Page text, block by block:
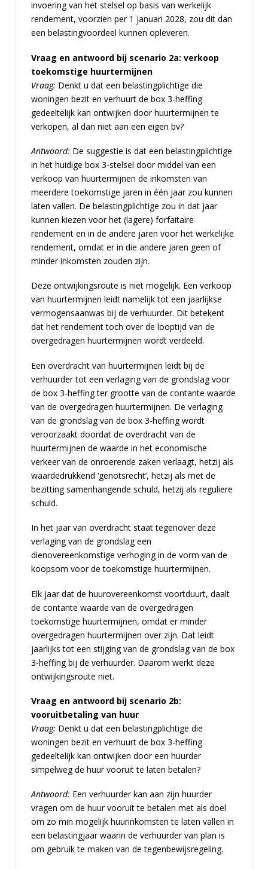
invoering van het stelsel op basis van werkelijk
rendement, voorzien per 1 januari 2028, zou dit dan
een belastingvoordeel kunnen opleveren.
Vraag en antwoord bij scenario 2a: verkoop
toekomstige huurtermijnen
Vraag: Denkt u dat een belastingplichtige die
woningen bezit en verhuurt de box 3-heffing
gedeeltelijk kan ontwijken door huurtermijnen te
verkopen, al dan niet aan een eigen bv?
Antwoord: De suggestie is dat een belastingplichtige
in het huidige box 3-stelsel door middel van een
verkoop van huurtermijnen de inkomsten van
meerdere toekomstige jaren in één jaar zou kunnen
laten vallen. De belastingplichtige zou in dat jaar
kunnen kiezen voor het (lagere) forfaitaire
rendement en in de andere jaren voor het werkelijke
rendement, omdat er in die andere jaren geen of
minder inkomsten zouden zijn.
Deze ontwijkingsroute is niet mogelijk. Een verkoop
van huurtermijnen leidt namelijk tot een jaarlijkse
vermogensaanwas bij de verhuurder. Dit betekent
dat het rendement toch over de looptijd van de
overgedragen huurtermijnen wordt verdeeld.
Een overdracht van huurtermijnen leidt bij de
verhuurder tot een verlaging van de grondslag voor
de box 3-heffing ter grootte van de contante waarde
van de overgedragen huurtermijnen. De verlaging
van de grondslag van de box 3-heffing wordt
veroorzaakt doordat de overdracht van de
huurtermijnen de waarde in het economische
verkeer van de onroerende zaken verlaagt, hetzij als
waardedrukkend ‘genotsrecht’, hetzij als met de
bezitting samenhangende schuld, hetzij als reguliere
schuld.
In het jaar van overdracht staat tegenover deze
verlaging van de grondslag een
dienovereenkomstige verhoging in de vorm van de
koopsom voor de toekomstige huurtermijnen.
Elk jaar dat de huurovereenkomst voortduurt, daalt
de contante waarde van de overgedragen
toekomstige huurtermijnen, omdat er minder
overgedragen huurtermijnen over zijn. Dat leidt
jaarlijks tot een stijging van de grondslag van de box
3-heffing bij de verhuurder. Daarom werkt deze
ontwijkingsroute niet.
Vraag en antwoord bij scenario 2b:
vooruitbetaling van huur
Vraag: Denkt u dat een belastingplichtige die
woningen bezit en verhuurt de box 3-heffing
gedeeltelijk kan ontwijken door een huurder
simpelweg de huur vooruit te laten betalen?
Antwoord: Een verhuurder kan aan zijn huurder
vragen om de huur vooruit te betalen met als doel
om zo min mogelijk huurinkomsten te laten vallen in
een belastingjaar waarin de verhuurder van plan is
om gebruik te maken van de tegenbewijsregeling.